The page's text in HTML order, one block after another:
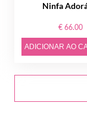
Ninfa
€ 66.00
ADICIONAR AO